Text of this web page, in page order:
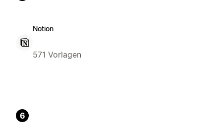
Notion
571 Vorlagen
6